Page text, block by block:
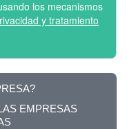
los mecanismos
y tratamiento
EMPRESAS